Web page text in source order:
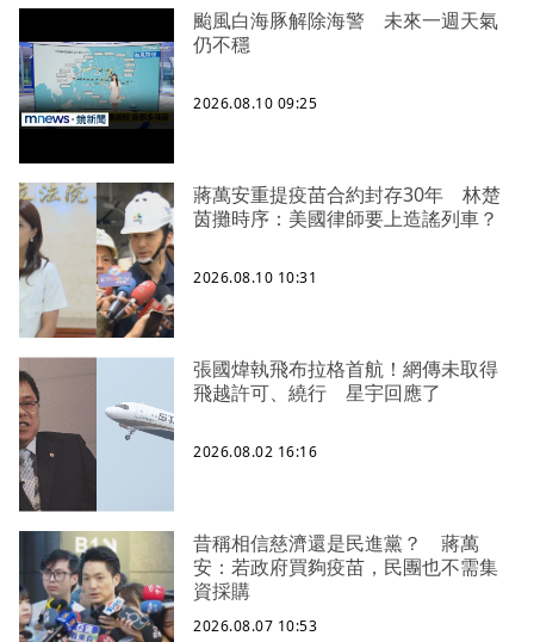
颱風白海豚解除海警 未來一週天氣
仍不穩
2026.08.10 09:25
蔣萬安重提疫苗合約封存30年 林楚
茵攤時序：美國律師要上造謠列車？
2026.08.10 10:31
張國煒執飛布拉格首航！網傳未取得
飛越許可、繞行 星宇回應了
2026.08.02 16:16
昔稱相信慈濟還是民進黨？ 蔣萬
安：若政府買夠疫苗，民團也不需集
資採購
2026.08.07 10:53